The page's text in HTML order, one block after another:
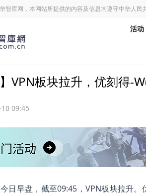
智库网，本网站所提供的内容及信息均遵守中华人民
活动
】VPN板块拉升，优刻得-
09:45
今日早盘，截至09:45，VPN板块拉升